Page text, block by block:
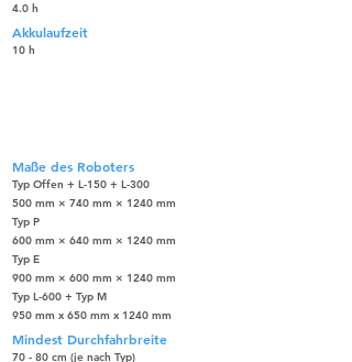
4.0 h
Akkulaufzeit
10 h
Maße des Roboters
Typ Offen + L-150 + L-300
500 mm × 740 mm × 1240 mm
Typ P
600 mm × 640 mm × 1240 mm
Typ E
900 mm × 600 mm × 1240 mm
Typ L-600 + Typ M
950 mm x 650 mm x 1240 mm
Mindest Durchfahrbreite
70 - 80 cm (je nach Typ)